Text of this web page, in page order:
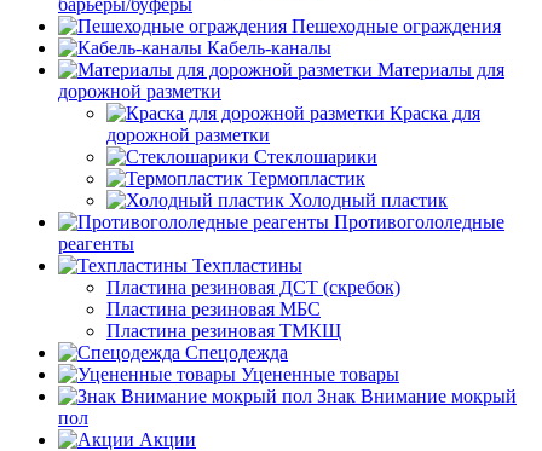
барьеры/буферы
Пешеходные ограждения
Кабель-каналы
Материалы для
дорожной разметки
Краска для
дорожной разметки
Стеклошарики
Термопластик
Холодный пластик
Противогололедные
реагенты
Техпластины
Пластина резиновая ДСТ (скребок)
Пластина резиновая МБС
Пластина резиновая ТМКЩ
Спецодежда
Уцененные товары
Знак Внимание мокрый
пол
Акции